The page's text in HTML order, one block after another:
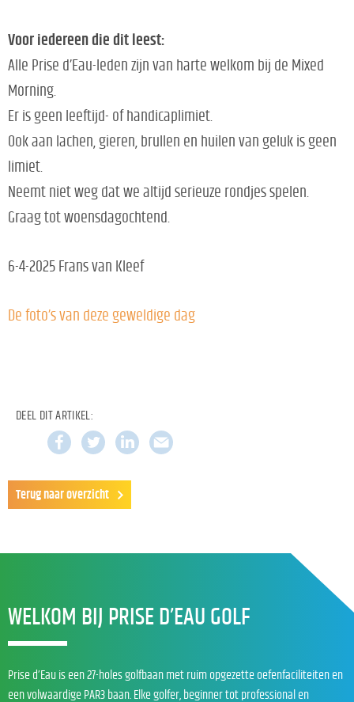
Voor iedereen die dit leest:
Alle Prise d’Eau-leden zijn van harte welkom bij de Mixed
Morning.
Er is geen leeftijd- of handicaplimiet.
Ook aan lachen, gieren, brullen en huilen van geluk is geen
limiet.
Neemt niet weg dat we altijd serieuze rondjes spelen.
Graag tot woensdagochtend.
6-4-2025 Frans van Kleef
De foto’s van deze geweldige dag
DEEL DIT ARTIKEL:
Terug naar overzicht
WELKOM BIJ PRISE D’EAU GOLF
Prise d’Eau is een 27-holes golfbaan met ruim opgezette oefenfaciliteiten en
een volwaardige PAR3 baan. Elke golfer, beginner tot professional en